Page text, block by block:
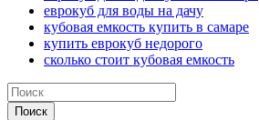
еврокуб для воды на дачу
кубовая емкость купить в самаре
купить еврокуб недорого
сколько стоит кубовая емкость
Поиск